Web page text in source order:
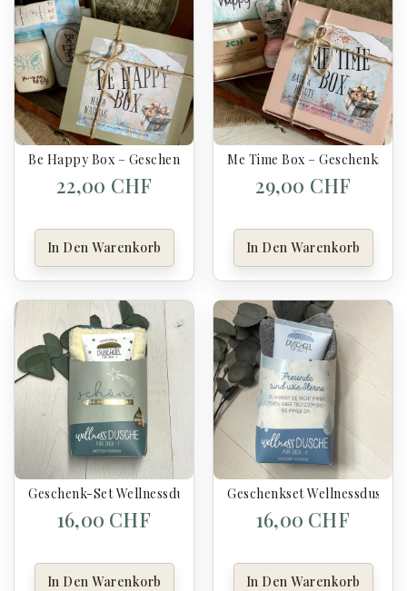
Be Happy Box – Geschenkset Hände & Wohlgefühl
22,00 CHF
In Den Warenkorb
Me Time Box – Geschenkset
29,00 CHF
In Den Warenkorb
Geschenk-Set Wellnessdusche - Schön, Dass Es Dich Gibt
16,00 CHF
In Den Warenkorb
Geschenkset
16,00 CHF
In Den Warenkorb